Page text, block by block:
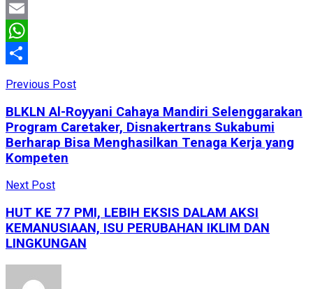
Facebook
Email
WhatsApp
Previous Post
BLKLN Al-Royyani Cahaya Mandiri Selenggarakan
Program Caretaker, Disnakertrans Sukabumi
Berharap Bisa Menghasilkan Tenaga Kerja yang
Kompeten
Next Post
HUT KE 77 PMI, LEBIH EKSIS DALAM AKSI
KEMANUSIAAN, ISU PERUBAHAN IKLIM DAN
LINGKUNGAN